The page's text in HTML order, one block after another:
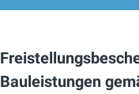
Bauleistungen